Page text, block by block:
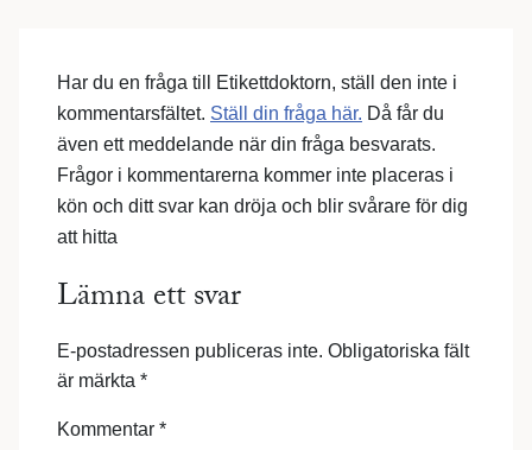
Har du en fråga till Etikettdoktorn, ställ den inte i
kommentarsfältet. Ställ din fråga här. Då får du
även ett meddelande när din fråga besvarats.
Frågor i kommentarerna kommer inte placeras i
kön och ditt svar kan dröja och blir svårare för dig
att hitta
Lämna ett svar
E-postadressen publiceras inte. Obligatoriska fält
är märkta *
Kommentar *